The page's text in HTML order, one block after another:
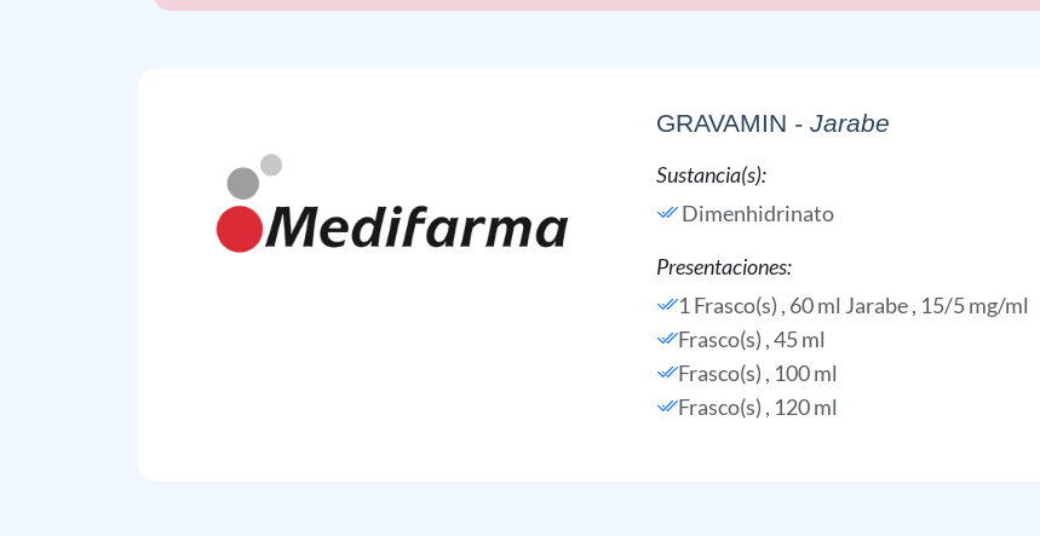
GRAVAMIN - Jarabe
Sustancia(s):
Dimenhidrinato
Presentaciones:
1 Frasco(s) , 60 ml Jarabe , 15/5 mg/ml
Frasco(s) , 45 ml
Frasco(s) , 100 ml
Frasco(s) , 120 ml